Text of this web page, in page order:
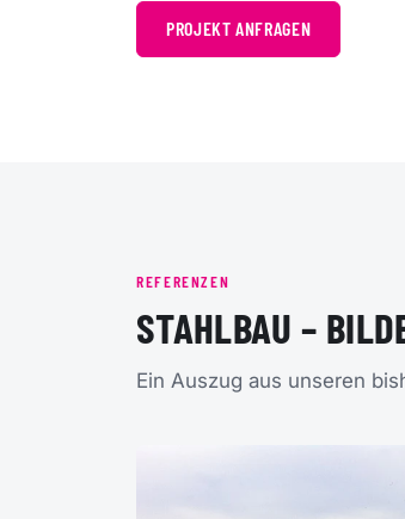
PROJEKT ANFRAGEN
REFERENZEN
STAHLBAU –
Ein Auszug aus unseren